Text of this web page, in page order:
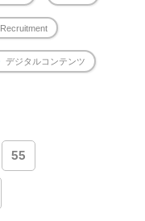
Recruitment
デジタルコンテンツ
55